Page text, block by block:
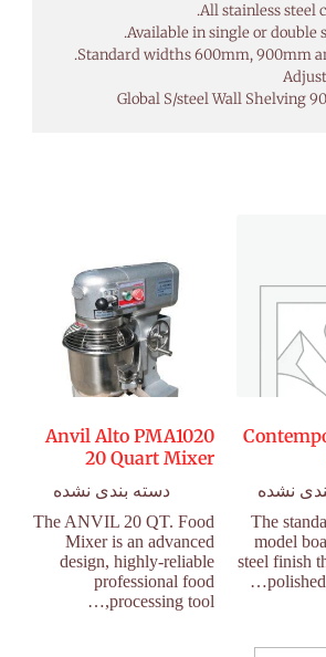
All stainless steel
Available in single or double
Standard widths 600mm, 900mm
Global S/steel Wall Shelving
نشده
The
model
steel finish
Anvil Alto PMA1020
20 Quart Mixer
دسته بندی نشده
The ANVIL 20 QT. Food
Mixer is an advanced
design, highly-reliable
professional food
processing tool,…